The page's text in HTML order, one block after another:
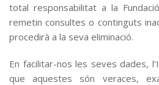
total responsabilitat a la
remetin consultes o continguts
procedirà a la seva eliminació.
En facilitar-nos les seves dades,
que aquestes són veraces,